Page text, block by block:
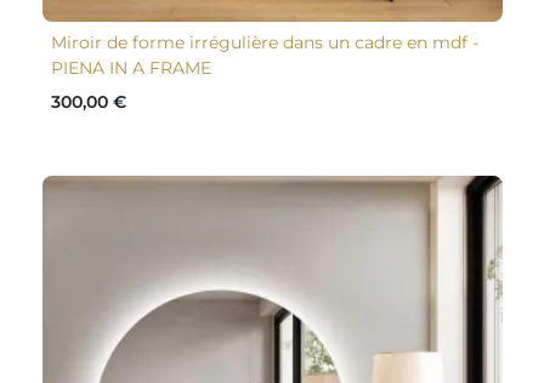
Miroir de forme irrégulière dans un cadre en mdf -
PIENA IN A FRAME
300,00 €